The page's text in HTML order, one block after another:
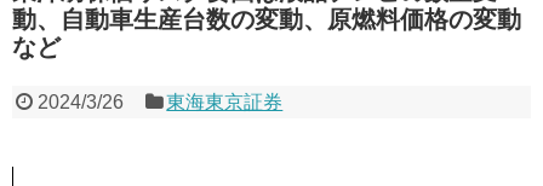
動、自動車生産台数の変動、原燃料価格の変動
など
2024/3/26 東海東京証券